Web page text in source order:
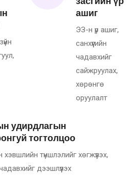
ашиг
ЭЗ-н үр ашиг,
санхүүгийн
чадавхийг
сайжруулах,
хөрөнгө
оруулалт
удирдлагын
тогтолцоо
түншлэлийг хөгжүүлэх,
дээшлүүлэх